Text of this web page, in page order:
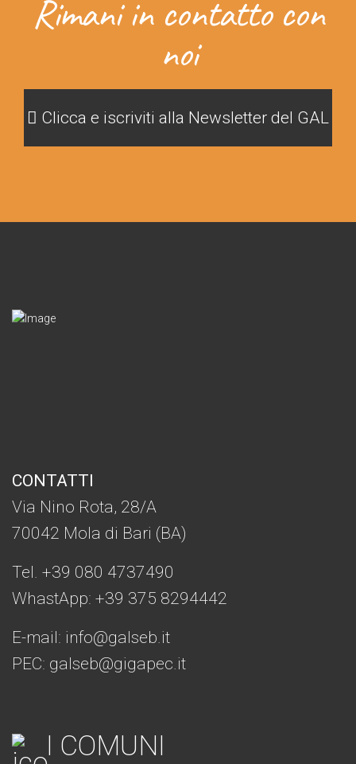
Rimani in contatto con
noi
Clicca e iscriviti alla Newsletter del GAL
CONTATTI
Via Nino Rota, 28/A
70042 Mola di Bari (BA)
Tel. +39 080 4737490
WhastApp: +39 375 8294442
E-mail: info@galseb.it
PEC: galseb@gigapec.it
I COMUNI